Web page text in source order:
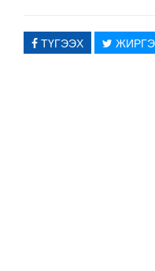
ТҮГЭЭХ